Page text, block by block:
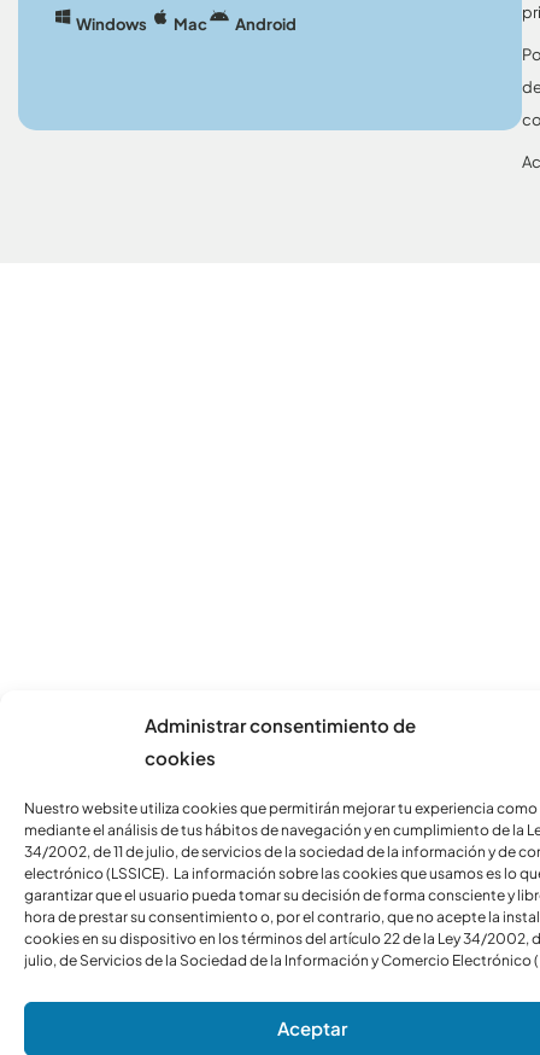
Administrar consentimiento de
cookies
Nuestro website utiliza cookies que permitirán mejorar tu experiencia como
mediante el análisis de tus hábitos de navegación y en cumplimiento de la
34/2002, de 11 de julio, de servicios de la sociedad de la información y de
electrónico (LSSICE). La información sobre las cookies que usamos es lo
garantizar que el usuario pueda tomar su decisión de forma consciente y
hora de prestar su consentimiento o, por el contrario, que no acepte la
cookies en su dispositivo en los términos del artículo 22 de la Ley 34/2002,
julio, de Servicios de la Sociedad de la Información y Comercio Electrónico
Aceptar
Windows Mac Android